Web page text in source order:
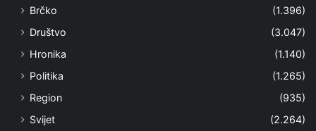
Brčko
(1.396)
Društvo
(3.047)
Hronika
(1.140)
Politika
(1.265)
Region
(935)
Svijet
(2.264)